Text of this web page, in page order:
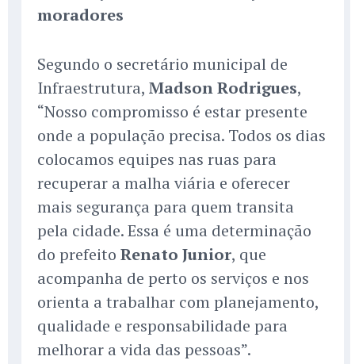
moradores
Segundo o secretário municipal de
Infraestrutura, Madson Rodrigues,
“Nosso compromisso é estar presente
onde a população precisa. Todos os dias
colocamos equipes nas ruas para
recuperar a malha viária e oferecer
mais segurança para quem transita
pela cidade. Essa é uma determinação
do prefeito Renato Junior, que
acompanha de perto os serviços e nos
orienta a trabalhar com planejamento,
qualidade e responsabilidade para
melhorar a vida das pessoas”.